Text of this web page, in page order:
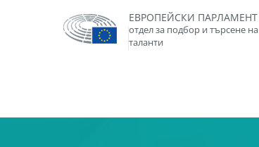
ЕВРОПЕЙСКИ ПАРЛАМЕНТ
отдел за подбор и търсене на
таланти